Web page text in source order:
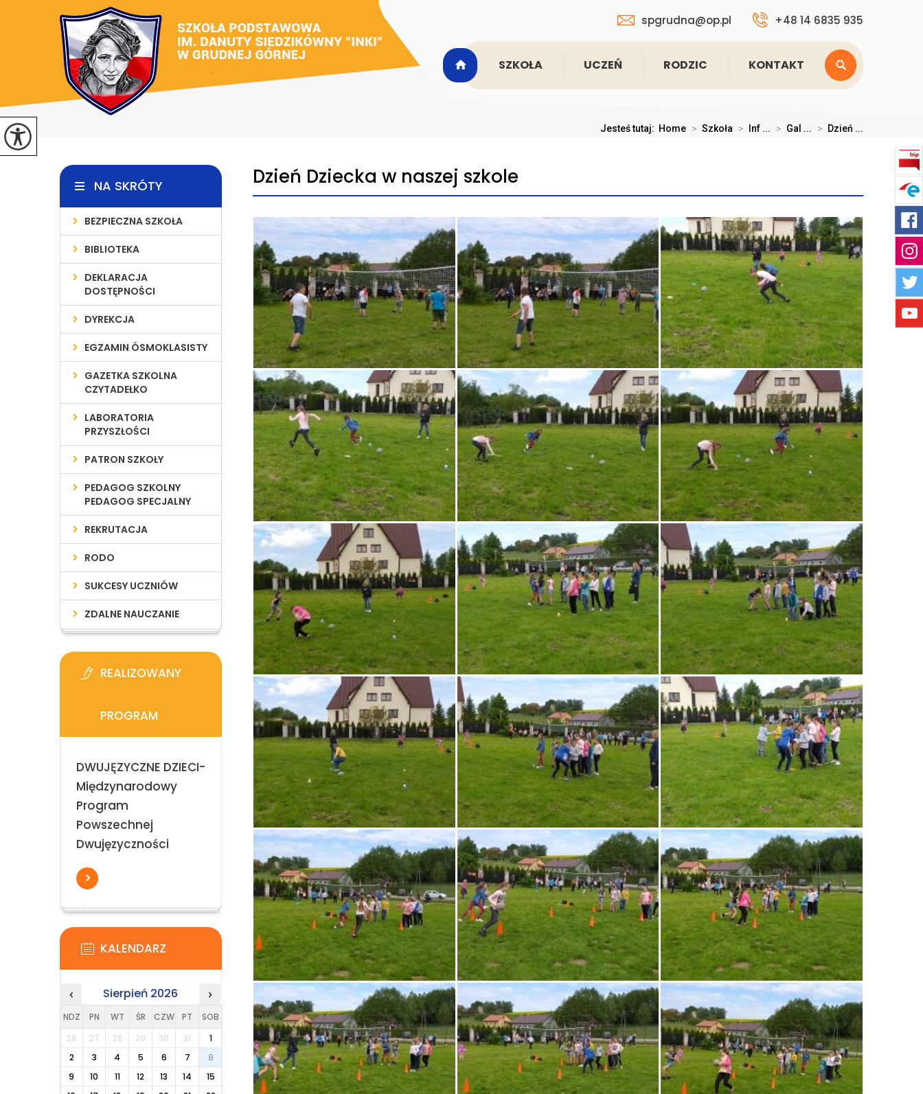
spgrudna@op.pl +48 14 6835 935
SZKOŁA UCZEŃ RODZIC KONTAKT
Jesteś tutaj: Home > Szkoła > Inf ... > Gal ... > Dzień ...
Dzień Dziecka w naszej szkole
NA SKRÓTY
BEZPIECZNA SZKOŁA
BIBLIOTEKA
DEKLARACJA
DOSTĘPNOŚCI
DYREKCJA
EGZAMIN ÓSMOKLASISTY
GAZETKA SZKOLNA
CZYTADEŁKO
LABORATORIA
PRZYSZŁOŚCI
PATRON SZKOŁY
PEDAGOG SZKOLNY
PEDAGOG SPECJALNY
REKRUTACJA
RODO
SUKCESY UCZNIÓW
ZDALNE NAUCZANIE
REALIZOWANY
PROGRAM
DWUJĘZYCZNE DZIECI-
Międzynarodowy
Program
Powszechnej
Dwujęzyczności
KALENDARZ
‹ Sierpień 2026 ›
NDZ PN WT ŚR CZW PT
SOB
26
27 28 29 30 31
1
2
3 4 5 6 7
8
9
10 11 12 13 14
15